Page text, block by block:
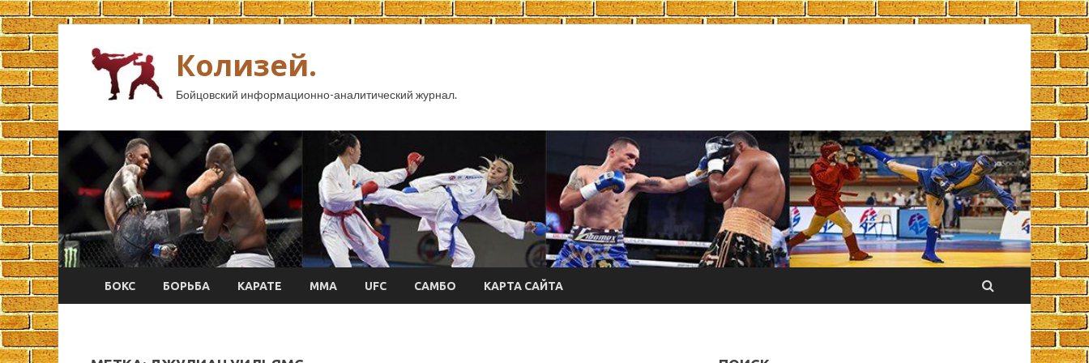
Колизей.
Бойцовский информационно-аналитический журнал.
БОКС БОРЬБА КАРАТЕ ММА UFC САМБО КАРТА САЙТА